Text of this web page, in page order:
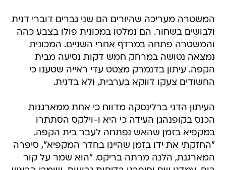
המשטרה מעריכה שהיורים הם שני גברים דוברי דנית
ולבושים בשחור. הם נמלטו במכונית פולו בצבע כהה
והמשטרה פתחה במרדף אחרי השניים. המכונית
נמצאה נטושה במרחק חמש דקות נסיעה מבית
הקפה. עיתון בדנמרק מצטט עדי ראייה שטענו כי
החשודים צעקו דווקא בערבית, ולא בדנית.
העיתון הדני ברלינסקה מדווח כי אחת ממארגנות
הכנס בקופנהגן העידה כי היא ו-וילקס הסתתרו
במקפיא בזמן שהאש נפתחה לעבר בית הקפה.
"החזקתי את ידו בזמן שהיינו בחדר המקפיא", סיפרה
המארגנת, הלנה מרתה בריקס. "הוא שמר על קור